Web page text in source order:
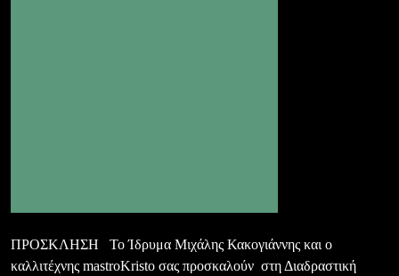
ΠΡΟΣΚΛΗΣΗ Το Ίδρυμα Μιχάλης Κακογιάννης και ο
καλλιτέχνης mastroKristo σας προσκαλούν στη Διαδραστική